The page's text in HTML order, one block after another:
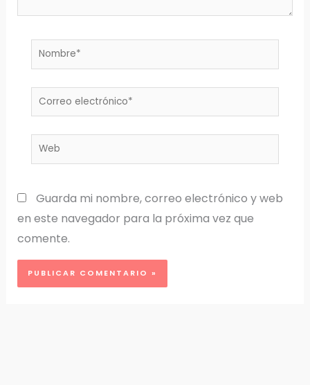
Nombre*
Correo
electrónico*
Web
Guarda mi nombre, correo electrónico y web
en este navegador para la próxima vez que
comente.